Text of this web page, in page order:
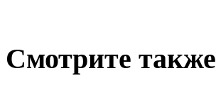
Смотрите также